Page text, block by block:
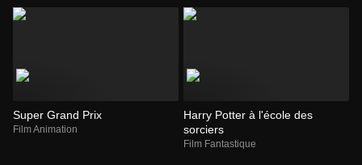
Super Grand Prix
Film Animation
Harry Potter à l'école des
sorciers
Film Fantastique